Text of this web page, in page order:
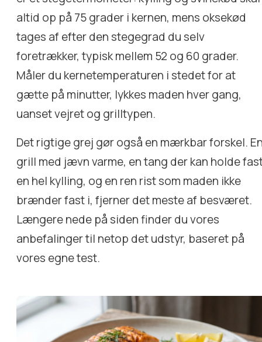
altid op på 75 grader i kernen, mens oksekød
tages af efter den stegegrad du selv
foretrækker, typisk mellem 52 og 60 grader.
Måler du kernetemperaturen i stedet for at
gætte på minutter, lykkes maden hver gang,
uanset vejret og grilltypen.
Det rigtige grej gør også en mærkbar forskel.
grill med jævn varme, en tang der kan holde
en hel kylling, og en ren rist som maden ikke
brænder fast i, fjerner det meste af besværet.
Længere nede på siden finder du vores
anbefalinger til netop det udstyr, baseret på
vores egne test.